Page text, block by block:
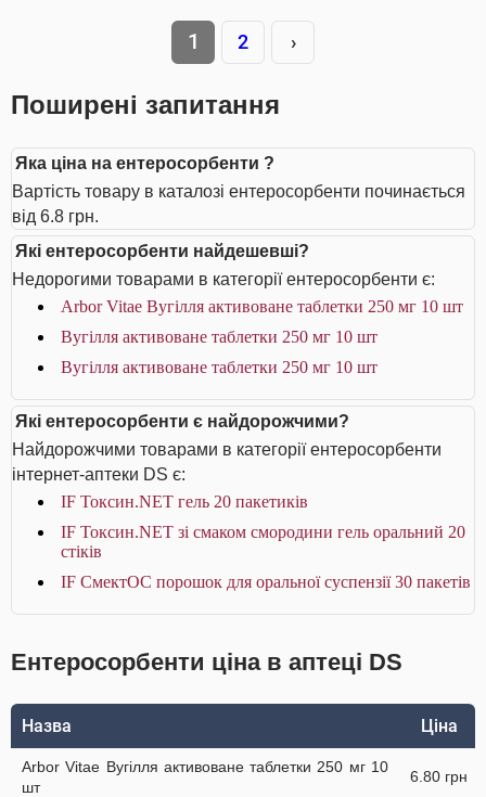
1 2 ›
Поширені запитання
Яка ціна на ентеросорбенти ?
Вартість товару в каталозі ентеросорбенти починається
від 6.8 грн.
Які ентеросорбенти найдешевші?
Недорогими товарами в категорії ентеросорбенти є:
Arbor Vitae Вугілля активоване таблетки 250 мг 10 шт
Вугілля активоване таблетки 250 мг 10 шт
Вугілля активоване таблетки 250 мг 10 шт
Які ентеросорбенти є найдорожчими?
Найдорожчими товарами в категорії ентеросорбенти
інтернет-аптеки DS є:
IF Токсин.NET гель 20 пакетиків
IF Токсин.NET зі смаком смородини гель оральний 20
стіків
IF СмектОС порошок для оральної суспензії 30 пакетів
Ентеросорбенти ціна в аптеці DS
Назва Ціна
Arbor Vitae Вугілля активоване таблетки 250 мг 10
шт
6.80 грн